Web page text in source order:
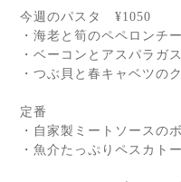
今週のパスタ
¥1050
・海老と筍のペペロンチ
・ベーコンとアスパラガ
・つぶ貝と春キャベツ
定番
・自家製ミートソースの
・魚介たっぷりペスカト